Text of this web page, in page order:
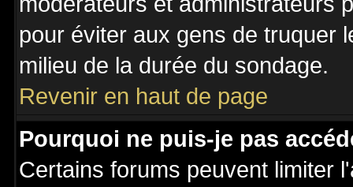
pour éviter aux gens de truquer
milieu de la durée du sondage.
Revenir en haut de page
Pourquoi ne puis-je pas
Certains forums peuvent limiter